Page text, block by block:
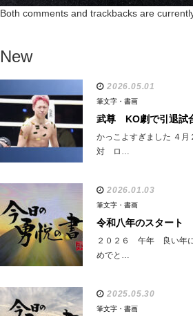
Both comments and trackbacks are
New
2026.05.01
筆文字・書画
武尊 KO劇で引退試
かっこよすぎました ４
対 ロ…
2026.01.03
筆文字・書画
令和八年のスタート
２０２６ 午年 良い年
めでと…
2025.05.30
筆文字・書画